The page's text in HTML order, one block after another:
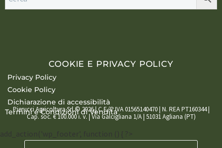
COOKIE E PRIVACY POLICY
Privacy Policy
Cookie Policy
Dichiarazione di accessibilità
Termini e Condizioni di Vendita
Pierucci Agricoltura Srl © 2026 | C.F./P.IVA 01565140470 | N. REA PT160344 |
Cap. soc. € 100.000 i. v. | Via Galcigliana 1/A | 51031 Agliana (PT)
add_action('wp_footer', function () { ?>